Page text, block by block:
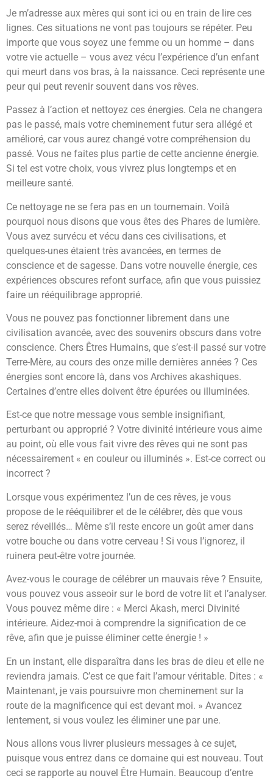
Je m’adresse aux mères qui sont ici ou en train de lire ces
lignes. Ces situations ne vont pas toujours se répéter. Peu
importe que vous soyez une femme ou un homme – dans
votre vie actuelle – vous avez vécu l’expérience d’un enfant
qui meurt dans vos bras, à la naissance. Ceci représente une
peur qui peut revenir souvent dans vos rêves.
Passez à l’action et nettoyez ces énergies. Cela ne changera
pas le passé, mais votre cheminement futur sera allégé et
amélioré, car vous aurez changé votre compréhension du
passé. Vous ne faites plus partie de cette ancienne énergie.
Si tel est votre choix, vous vivrez plus longtemps et en
meilleure santé.
Ce nettoyage ne se fera pas en un tournemain. Voilà
pourquoi nous disons que vous êtes des Phares de lumière.
Vous avez survécu et vécu dans ces civilisations, et
quelques-unes étaient très avancées, en termes de
conscience et de sagesse. Dans votre nouvelle énergie, ces
expériences obscures refont surface, afin que vous puissiez
faire un rééquilibrage approprié.
Vous ne pouvez pas fonctionner librement dans une
civilisation avancée, avec des souvenirs obscurs dans votre
conscience. Chers Êtres Humains, que s’est-il passé sur votre
Terre-Mère, au cours des onze mille dernières années ? Ces
énergies sont encore là, dans vos Archives akashiques.
Certaines d’entre elles doivent être épurées ou illuminées.
Est-ce que notre message vous semble insignifiant,
perturbant ou approprié ? Votre divinité intérieure vous aime
au point, où elle vous fait vivre des rêves qui ne sont pas
nécessairement « en couleur ou illuminés ». Est-ce correct ou
incorrect ?
Lorsque vous expérimentez l’un de ces rêves, je vous
propose de le rééquilibrer et de le célébrer, dès que vous
serez réveillés… Même s’il reste encore un goût amer dans
votre bouche ou dans votre cerveau ! Si vous l’ignorez, il
ruinera peut-être votre journée.
Avez-vous le courage de célébrer un mauvais rêve ? Ensuite,
vous pouvez vous asseoir sur le bord de votre lit et l’analyser.
Vous pouvez même dire : « Merci Akash, merci Divinité
intérieure. Aidez-moi à comprendre la signification de ce
rêve, afin que je puisse éliminer cette énergie ! »
En un instant, elle disparaîtra dans les bras de dieu et elle ne
reviendra jamais. C’est ce que fait l’amour véritable. Dites : «
Maintenant, je vais poursuivre mon cheminement sur la
route de la magnificence qui est devant moi. » Avancez
lentement, si vous voulez les éliminer une par une.
Nous allons vous livrer plusieurs messages à ce sujet,
puisque vous entrez dans ce domaine qui est nouveau. Tout
ceci se rapporte au nouvel Être Humain. Beaucoup d’entre